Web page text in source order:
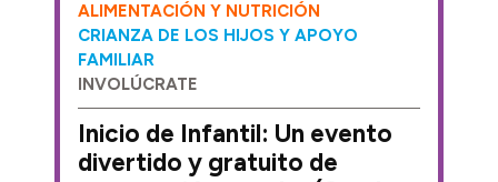
ALIMENTACIÓN Y NUTRICIÓN
CRIANZA DE LOS HIJOS Y APOYO
FAMILIAR
INVOLÚCRATE
Inicio de Infantil: Un evento
divertido y gratuito de